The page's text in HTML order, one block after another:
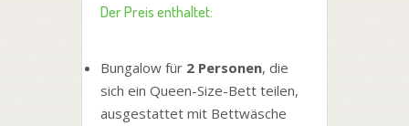
Der Preis enthaltet:
Bungalow für 2 Personen, die
sich ein Queen-Size-Bett teilen,
ausgestattet mit Bettwäsche